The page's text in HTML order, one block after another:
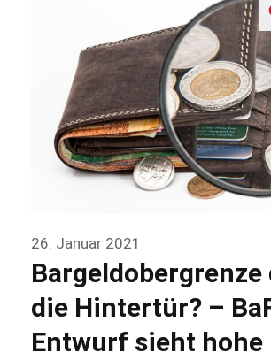
26. Januar 2021
Bargeldobergrenze
die Hintertür? –
Entwurf sieht hohe